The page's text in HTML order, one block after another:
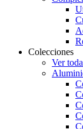
Colecciones
Ver